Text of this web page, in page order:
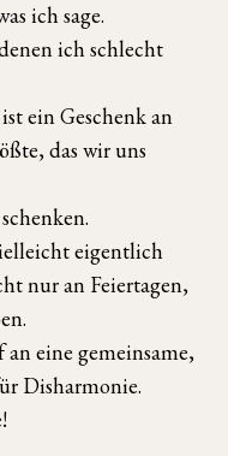
ich sage.
ich schlecht
ein Geschenk an
das wir uns
eigentlich
nur an Feiertagen,
eine gemeinsame,
Disharmonie.